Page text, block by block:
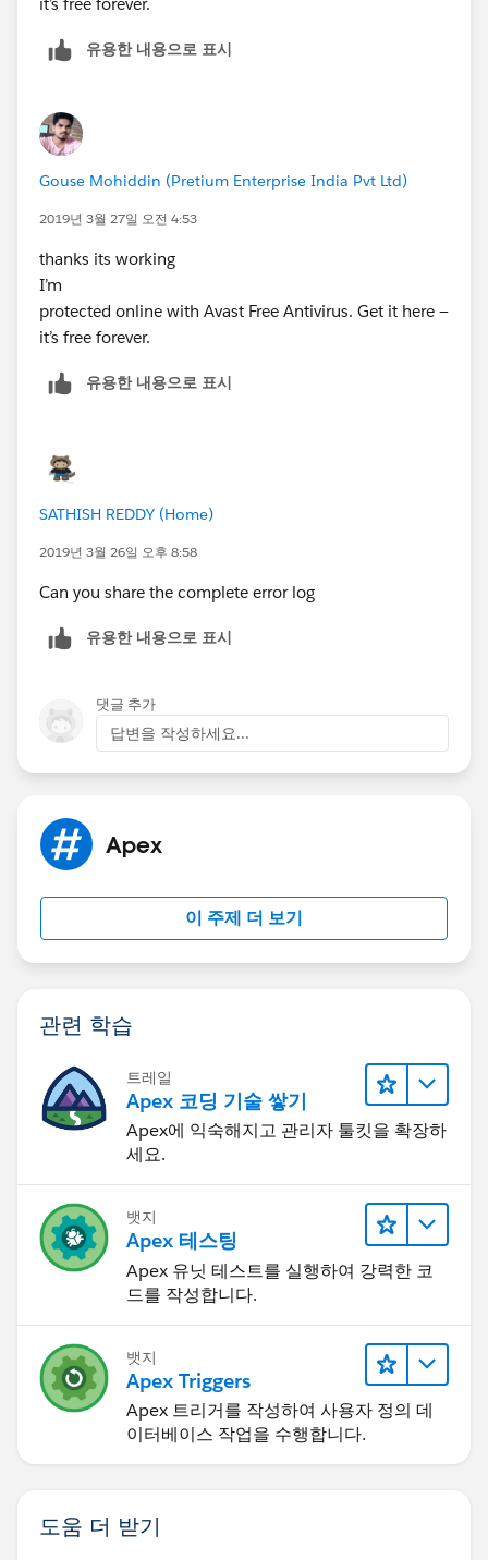
유용한 내용으로 표시
Gouse Mohiddin (Pretium Enterprise India Pvt Ltd)
2019년 3월 27일 오전 4:53
thanks its working
I’m
protected online with Avast Free Antivirus. Get it here —
it’s free forever.
유용한 내용으로 표시
SATHISH REDDY (Home)
2019년 3월 26일 오후 8:58
Can you share the complete error log
유용한 내용으로 표시
댓글 추가
답변을 작성하세요...
Apex
이 주제 더 보기
관련 학습
트레일
Apex 코딩 기술 쌓기
Apex에 익숙해지고 관리자 툴킷을 확장하
세요.
뱃지
Apex 테스팅
Apex 유닛 테스트를 실행하여 강력한 코
드를 작성합니다.
뱃지
Apex Triggers
Apex 트리거를 작성하여 사용자 정의 데
이터베이스 작업을 수행합니다.
도움 더 받기